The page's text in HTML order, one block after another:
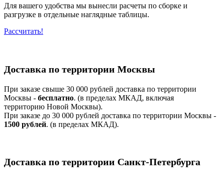
Для вашего удобства мы вынесли расчеты по сборке и
разгрузке в отдельные наглядные таблицы.
Рассчитать!
Доставка по территории Москвы
При заказе свыше 30 000 рублей доставка по территории
Москвы - бесплатно. (в пределах МКАД, включая
территорию Новой Москвы).
При заказе до 30 000 рублей доставка по территории Москвы -
1500 рублей. (в пределах МКАД).
Доставка по территории Санкт-Петербурга